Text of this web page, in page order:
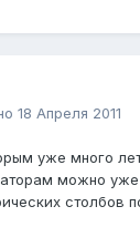
18 Апреля 2011
уже много
можно
столбов